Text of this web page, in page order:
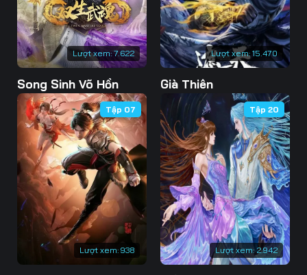
76 77 78
79 80 81
82 83 84
85 86 87
88 89 90
91 92 93
94 95 96
97 98 99
100 102
Lượt xem: 7.622
Song Sinh Võ Hồn
Lượt xem: 15.470
Già Thiên
Lượt xem: 938
Tập 07
Lượt xem:2.942
Tập 20